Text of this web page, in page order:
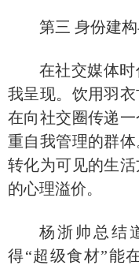
第三 身份建
在社交媒体
我呈现。饮用羽
在向社交圈传递
重自我管理的群
转化为可见的生
的心理溢价。
杨浙帅总结
得“超级食材”能